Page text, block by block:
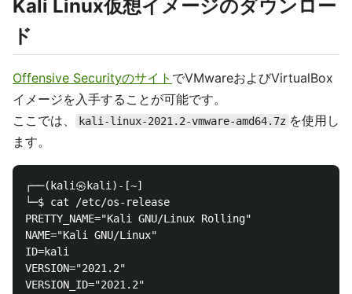
Kali Linux仮想イメージのダウンロー
ド
Offensive Securityのサイト でVMwareおよびVirtualBox
イメージを入手することが可能です。
ここでは、
kali-linux-2021.2-vmware-amd64.7z を使用し
ます。
┌──(kali㉿kali)-[~]
└─$ cat /etc/os-release
PRETTY_NAME="Kali GNU/Linux Rolling"
NAME="Kali GNU/Linux"
ID=kali
VERSION="2021.2"
VERSION_ID="2021.2"